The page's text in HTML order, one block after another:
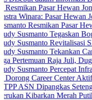
Pasar Hewan Jonggol,
Pasar Hewan
Resmikan Pasar Hewan
Tegaskan Bogor
Revitalisasi SDN
Tekankan Camat
Raja Juli, Dugaan
Percepat
Career Center Aktif
Dipangkas Setengah
Merah Putih